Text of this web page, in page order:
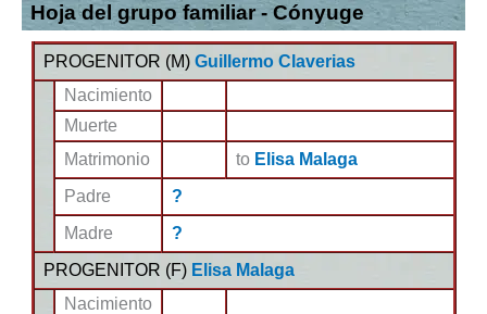
Hoja del grupo familiar - Cónyuge
PROGENITOR (M) Guillermo Claverias
Nacimiento
Muerte
Matrimonio
to Elisa Malaga
Padre
?
Madre
?
PROGENITOR (F) Elisa Malaga
Nacimiento